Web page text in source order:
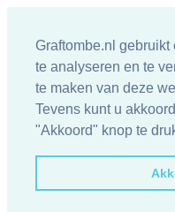
Graftombe.nl
te analyseren en te
te maken van deze
Tevens kunt u
"Akkoord" knop te